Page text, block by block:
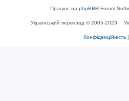
Працює на phpBB® Forum
Український переклад © 2005-2023
Конфіденційність |